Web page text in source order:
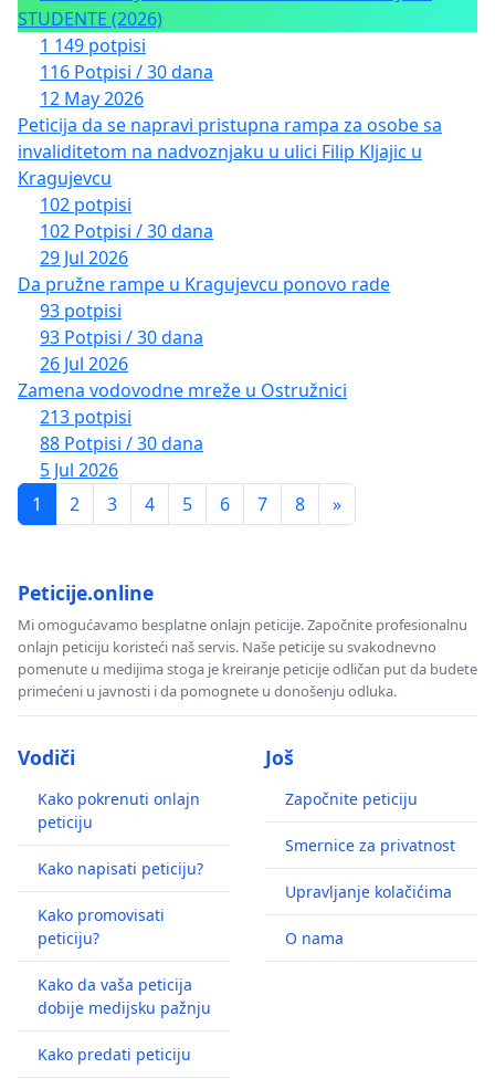
STUDENTE (2026)
1 149 potpisi
116 Potpisi / 30 dana
12 May 2026
Peticija da se napravi pristupna rampa za osobe sa
invaliditetom na nadvoznjaku u ulici Filip Kljajic u
Kragujevcu
102 potpisi
102 Potpisi / 30 dana
29 Jul 2026
Da pružne rampe u Kragujevcu ponovo rade
93 potpisi
93 Potpisi / 30 dana
26 Jul 2026
Zamena vodovodne mreže u Ostružnici
213 potpisi
88 Potpisi / 30 dana
5 Jul 2026
1
2 3 4 5 6 7 8 »
Peticije.online
Mi omogućavamo besplatne onlajn peticije. Započnite profesionalnu
onlajn peticiju koristeći naš servis. Naše peticije su svakodnevno
pomenute u medijima stoga je kreiranje peticije odličan put da budete
primećeni u javnosti i da pomognete u donošenju odluka.
Vodiči
Kako pokrenuti onlajn
peticiju
Kako napisati peticiju?
Kako promovisati
peticiju?
Kako da vaša peticija
dobije medijsku pažnju
Kako predati peticiju
Još
Započnite peticiju
Smernice za privatnost
Upravljanje kolačićima
O nama